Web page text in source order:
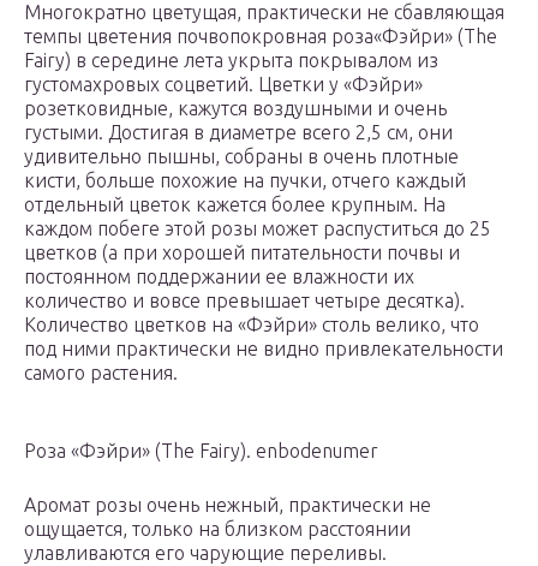
Многократно цветущая, практически не сбавляющая
темпы цветения почвопокровная роза«Фэйри» (The
Fairy) в середине лета укрыта покрывалом из
густомахровых соцветий. Цветки у «Фэйри»
розетковидные, кажутся воздушными и очень
густыми. Достигая в диаметре всего 2,5 см, они
удивительно пышны, собраны в очень плотные
кисти, больше похожие на пучки, отчего каждый
отдельный цветок кажется более крупным. На
каждом побеге этой розы может распуститься до 25
цветков (а при хорошей питательности почвы и
постоянном поддержании ее влажности их
количество и вовсе превышает четыре десятка).
Количество цветков на «Фэйри» столь велико, что
под ними практически не видно привлекательности
самого растения.
Роза «Фэйри» (The Fairy). enbodenumer
Аромат розы очень нежный, практически не
ощущается, только на близком расстоянии
улавливаются его чарующие переливы.